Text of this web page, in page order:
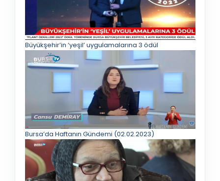
Büyükşehir’in ‘yeşil’ uygulamalarına 3 ödül
Bursa’da Haftanın Gündemi (02.02.2023)